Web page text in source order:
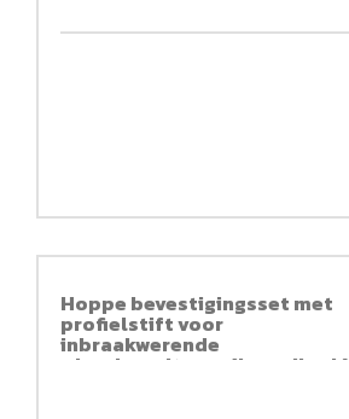
Hoppe bevestigingsset met
profielstift voor
inbraakwerende
wisselgarnituren (knop/kruk)